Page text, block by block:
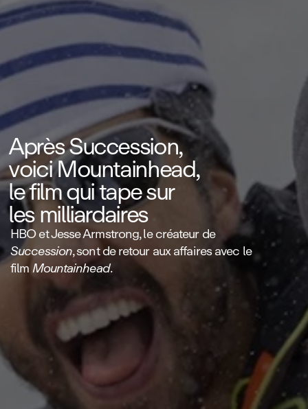
Après Succession,
voici Mountainhead,
le film qui tape sur
les milliardaires
HBO et Jesse Armstrong, le créateur de
Succession, sont de retour aux affaires avec le
filmMountainhead.